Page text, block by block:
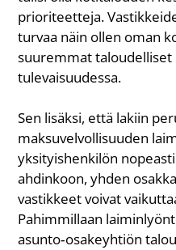
prioriteetteja.
turvaa näin ollen oman
suuremmat taloudelliset
tulevaisuudessa.
Sen lisäksi, että lakiin
maksuvelvollisuuden
yksityishenkilön
ahdinkoon, yhden
vastikkeet voivat
Pahimmillaan
asunto‑osakeyhtiön